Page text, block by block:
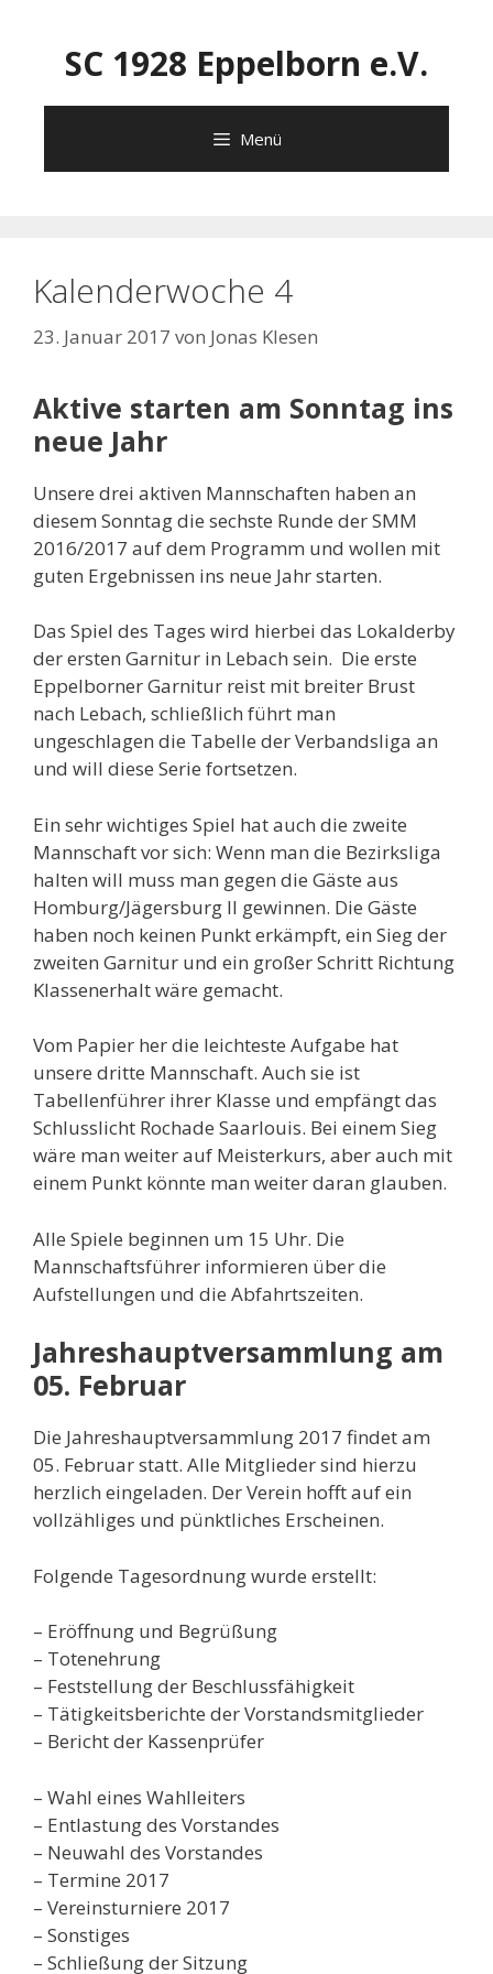
springenSC 1928 Eppelborn e.V.
Menü
Kalenderwoche 4
23. Januar 2017 von Jonas Klesen
Aktive starten am Sonntag ins
neue Jahr
Unsere drei aktiven Mannschaften haben an
diesem Sonntag die sechste Runde der SMM
2016/2017 auf dem Programm und wollen mit
guten Ergebnissen ins neue Jahr starten.
Das Spiel des Tages wird hierbei das Lokalderby
der ersten Garnitur in Lebach sein. Die erste
Eppelborner Garnitur reist mit breiter Brust
nach Lebach, schließlich führt man
ungeschlagen die Tabelle der Verbandsliga an
und will diese Serie fortsetzen.
Ein sehr wichtiges Spiel hat auch die zweite
Mannschaft vor sich: Wenn man die Bezirksliga
halten will muss man gegen die Gäste aus
Homburg/Jägersburg II gewinnen. Die Gäste
haben noch keinen Punkt erkämpft, ein Sieg der
zweiten Garnitur und ein großer Schritt Richtung
Klassenerhalt wäre gemacht.
Vom Papier her die leichteste Aufgabe hat
unsere dritte Mannschaft. Auch sie ist
Tabellenführer ihrer Klasse und empfängt das
Schlusslicht Rochade Saarlouis. Bei einem Sieg
wäre man weiter auf Meisterkurs, aber auch mit
einem Punkt könnte man weiter daran glauben.
Alle Spiele beginnen um 15 Uhr. Die
Mannschaftsführer informieren über die
Aufstellungen und die Abfahrtszeiten.
Jahreshauptversammlung am
05. Februar
Die Jahreshauptversammlung 2017 findet am
05. Februar statt. Alle Mitglieder sind hierzu
herzlich eingeladen. Der Verein hofft auf ein
vollzähliges und pünktliches Erscheinen.
Folgende Tagesordnung wurde erstellt:
– Eröffnung und Begrüßung
– Totenehrung
– Feststellung der Beschlussfähigkeit
– Tätigkeitsberichte der Vorstandsmitglieder
– Bericht der Kassenprüfer
– Wahl eines Wahlleiters
– Entlastung des Vorstandes
– Neuwahl des Vorstandes
– Termine 2017
– Vereinsturniere 2017
– Sonstiges
– Schließung der Sitzung